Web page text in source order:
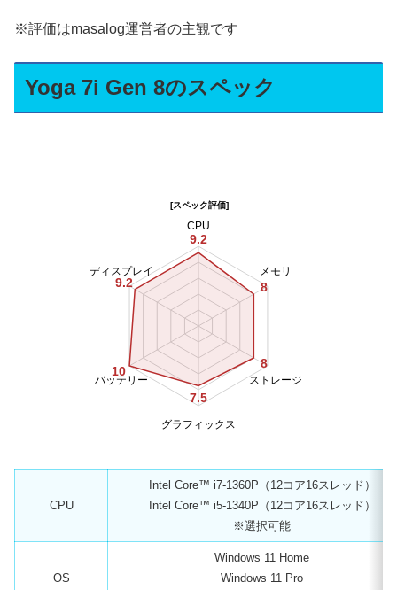
※評価はmasalog運営者の主観です
Yoga 7i Gen 8のスペック
[スペック評価]
9.2
9.2
8
8
7.5
10
ディスプレイ
CPU
メモリ
ストレージ
グラフィックス
バッテリー
CPU
Intel Core™ i7-1360P（12コア16スレッド）
Intel Core™ i5-1340P（12コア16スレッド）
※選択可能
OS
Windows 11 Home
Windows 11 Pro